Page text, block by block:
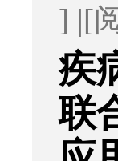
] |[
疾
联